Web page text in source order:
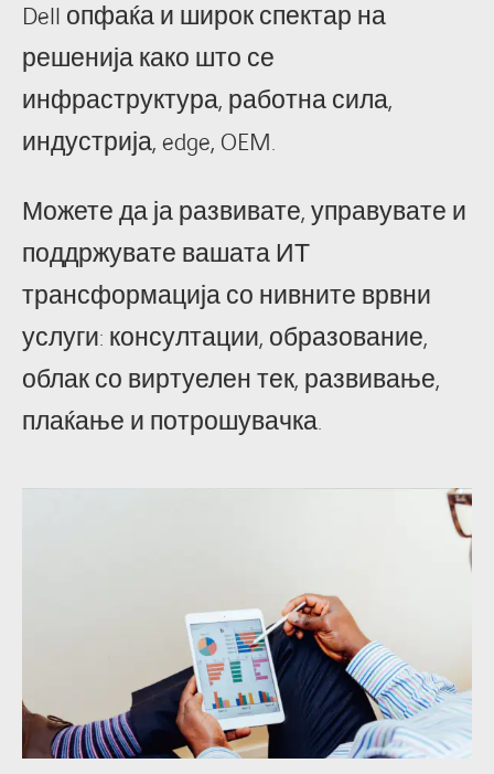
Dell опфаќа и широк спектар на
решенија како што се
инфраструктура, работна сила,
индустрија, edge, OEM.
Можете да ја развивате, управувате и
поддржувате вашата ИТ
трансформација со нивните врвни
услуги: консултации, образование,
облак со виртуелен тек, развивање,
плаќање и потрошувачка.